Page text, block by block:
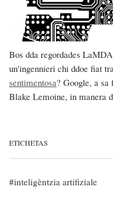
Bos dda regordades
un'ingennieri chi ddoe fiat
sentimentosa? Google, a sa
Blake Lemoine, in manera
ETICHETAS
inteligèntzia artifiziale